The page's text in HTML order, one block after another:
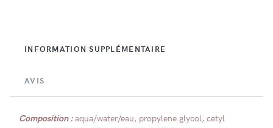
INFORMATION SUPPLÉMENTAIRE
AVIS
Composition :aqua/water/eau, propylene glycol, cetyl